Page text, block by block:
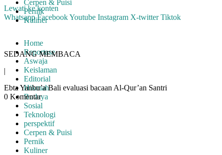
Lewati ke konten
Whatsapp FacebookYoutube Instagram X-twitter Tiktok
Home
Reportase
Aswaja
Keislaman
Editorial
Hikmah
Budaya
Sosial
Teknologi
perspektif
Cerpen & Puisi
Pernik
Kuliner
Cerpen & Puisi
Pernik
Kuliner
SEDANG MEMBACA
|
Ebta Yanbu’a Bali evaluasi bacaan Al-Qur’an Santri
0 Komentar